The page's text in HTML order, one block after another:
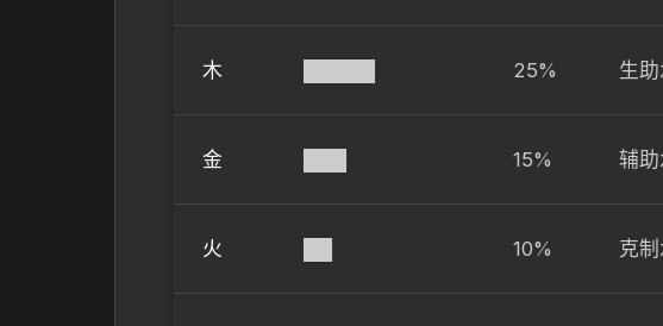
木 25% 生
金 15% 辅
火 10% 克